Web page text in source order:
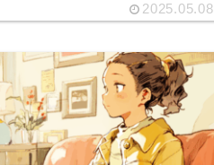
2025.05.08